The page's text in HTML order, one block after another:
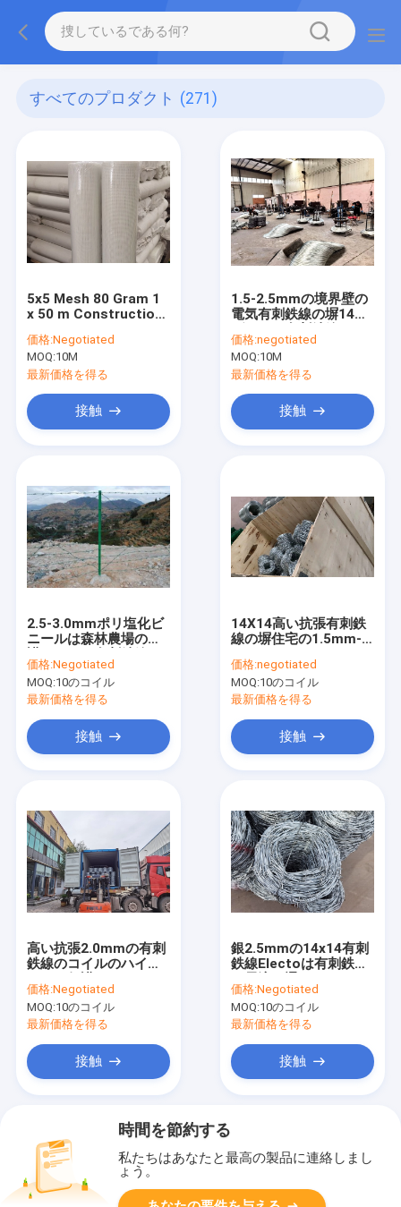
すべてのプロダクト (271)
5x5 Mesh 80 Gram 1
x 50 m Construction
価格:Negotiated
MOQ:10M
最新価格を得る
接触
1.5-2.5mmの境界壁の
電気有刺鉄線の塀14の
価格:negotiated
MOQ:10M
最新価格を得る
接触
2.5-3.0mmポリ塩化ビ
ニールは森林農場の保
塀に塗った
価格:Negotiated
MOQ:10のコイル
最新価格を得る
接触
14X14高い抗張有刺鉄
線の塀住宅の1.5mm-
価格:negotiated
MOQ:10のコイル
最新価格を得る
接触
高い抗張2.0mmの有刺
鉄線のコイルのハイウ
コーディオン式の鉄条
網
価格:Negotiated
MOQ:10のコイル
最新価格を得る
接触
銀2.5mmの14x14有刺
鉄線Electoは有刺鉄線
価格:Negotiated
MOQ:10のコイル
最新価格を得る
接触
時間を節約する
私たちはあなたと最高の製品に連絡しまし
ょう。